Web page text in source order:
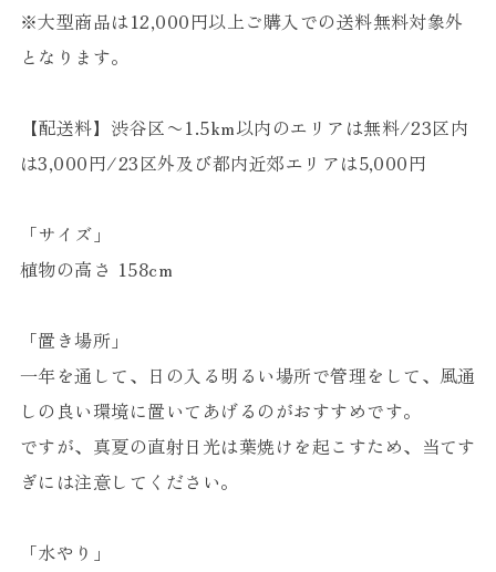
※大型商品は12,000円以上ご購入での送料無料対象外
となります。
【配送料】渋谷区〜1.5km以内のエリアは無料/23区内
は3,000円/23区外及び都内近郊エリアは5,000円
「サイズ」
植物の高さ 158cm
「置き場所」
一年を通して、日の入る明るい場所で管理をして、風通
しの良い環境に置いてあげるのがおすすめです。
ですが、真夏の直射日光は葉焼けを起こすため、当てす
ぎには注意してください。
「水やり」